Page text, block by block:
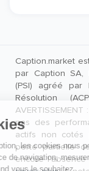
Caption.market
par Caption SA,
(PSI) agréé par
Résolution
pas des
actifs non cotés
perte partielle
encore